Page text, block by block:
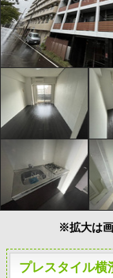
※拡大は
プレスタイル横